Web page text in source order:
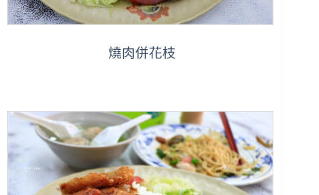
燒肉併花枝